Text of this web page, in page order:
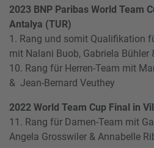
2023 BNP Paribas World Team
Antalya (TUR)
1. Rang und somit Qualifikation
mit Nalani Buob, Gabriela Bühler
10. Rang für Herren-Team mit
& Jean-Bernard Veuthey
2022 World Team Cup Final in
11. Rang für Damen-Team mit
Angela Grosswiler & Annabelle